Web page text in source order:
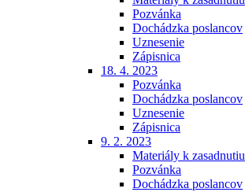
Pozvánka
Dochádzka poslancov
Uznesenie
Zápisnica
18. 4. 2023
Pozvánka
Dochádzka poslancov
Uznesenie
Zápisnica
9. 2. 2023
Materiály k zasadnutiu
Pozvánka
Dochádzka poslancov